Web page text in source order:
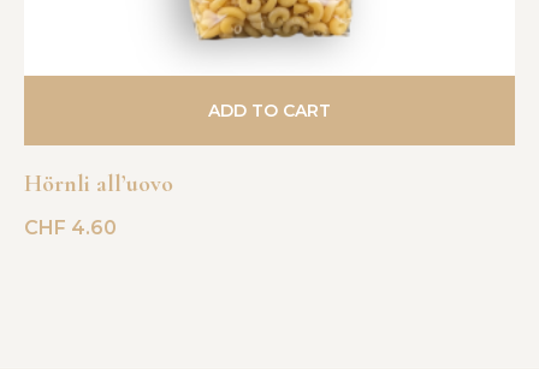
Hörnli all’uovo
CHF 4.60
ADD TO CART